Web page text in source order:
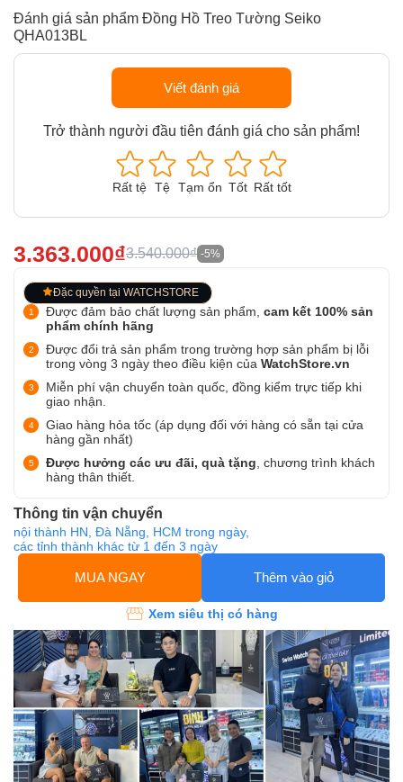
Đánh giá sản phẩm Đồng Hồ Treo Tường Seiko
QHA013BL
Viết đánh giá
Trở thành người đầu tiên đánh giá cho sản phẩm!
Rất tệ Tệ Tạm ổn Tốt Rất tốt
3.363.000₫3.540.000₫ -5%
Đặc quyền tại WATCHSTORE
Được đảm bảo chất lượng sản phẩm, cam kết 100% sản
phẩm chính hãng
Được đổi trả sản phẩm trong trường hợp sản phẩm bị lỗi
trong vòng 3 ngày theo điều kiện của WatchStore.vn
Miễn phí vận chuyển toàn quốc, đồng kiểm trực tiếp khi
giao nhận.
Giao hàng hỏa tốc (áp dụng đối với hàng có sẵn tại cửa
hàng gần nhất)
Được hưởng các ưu đãi, quà tặng , chương trình khách
hàng thân thiết.
Thông tin vận chuyển
nội thành HN, Đà Nẵng, HCM trong ngày,
các tỉnh thành khác từ 1 đến 3 ngày
MUA NGAY Thêm vào giỏ
Xem siêu thị có hàng